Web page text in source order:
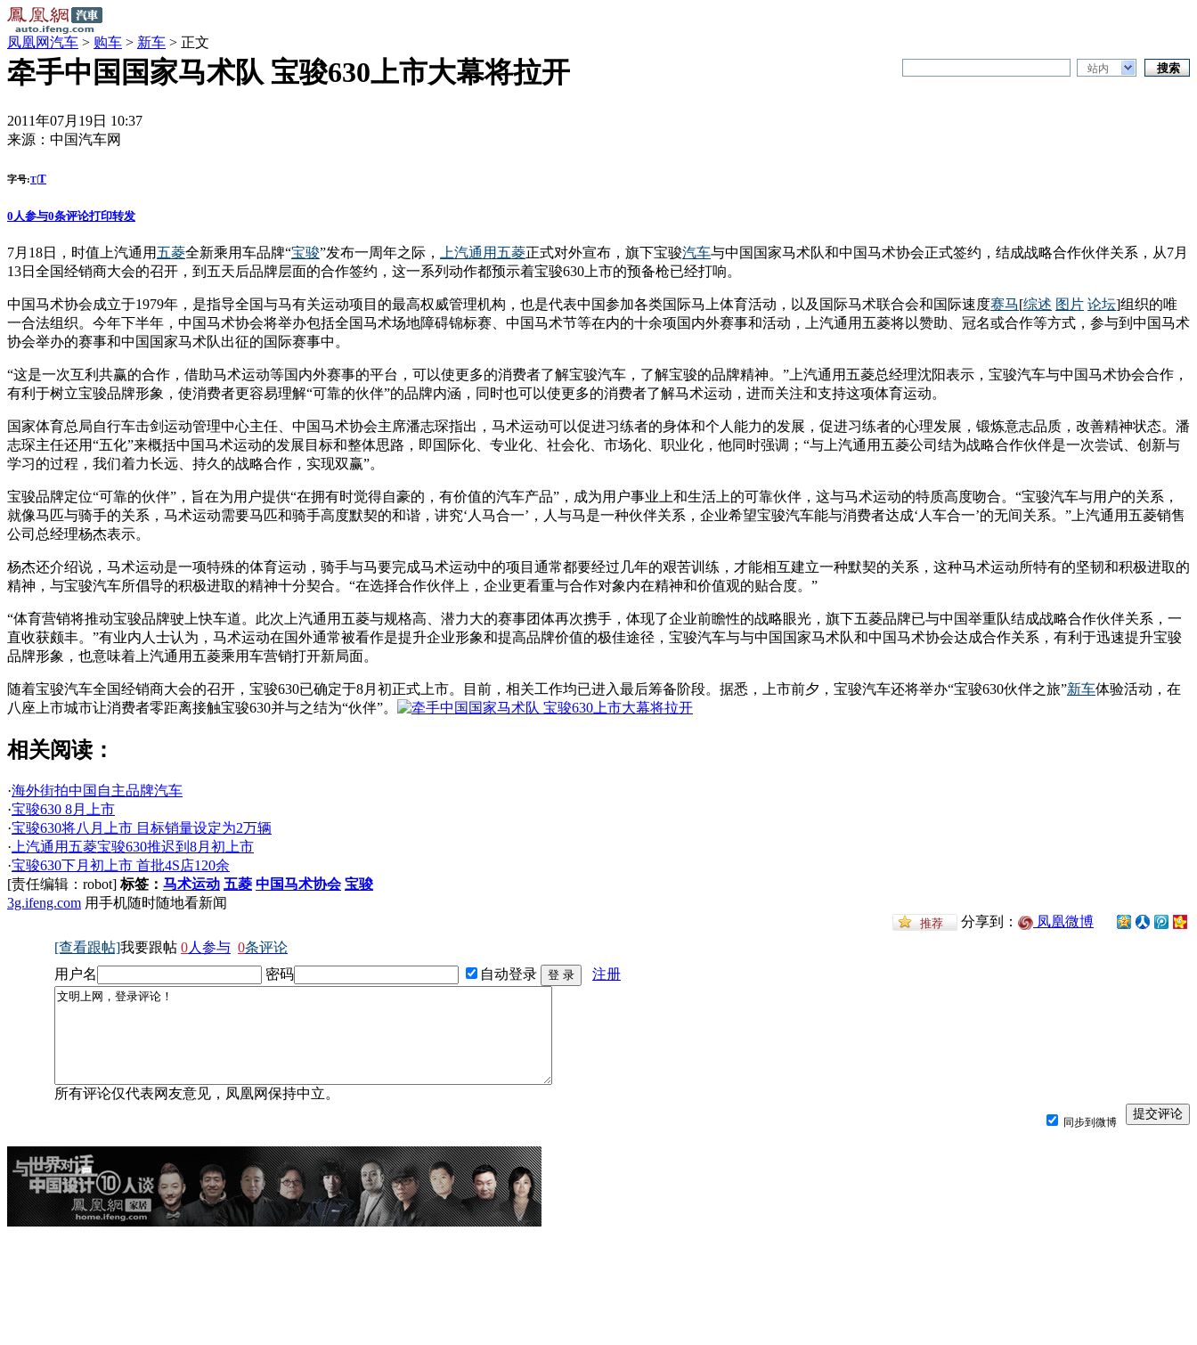
凤凰网汽车 > 购车 > 新车 > 正文
站内
牵手中国国家马术队 宝骏630上市大幕将拉开
2011年07月19日 10:37
来源： 中国汽车网
字号:T|T
0 人参与0条评论打印转发
7月18日，时值上汽通用 五菱全新乘用车品牌“宝骏”发布一周年之际， 上汽通用五菱正式对外宣布，旗下宝骏汽车与中国国家马术队和中国马术协会正式签约，结成战略合作伙伴关系，从7月
13日全国经销商大会的召开，到五天后品牌层面的合作签约，这一系列动作都预示着宝骏630上市的预备枪已经打响。
中国马术协会成立于1979年，是指导全国与马有关运动项目的最高权威管理机构，也是代表中国参加各类国际马上体育活动，以及国际马术联合会和国际速度赛马[综述 图片 论坛]组织的唯
一合法组织。今年下半年，中国马术协会将举办包括全国马术场地障碍锦标赛、中国马术节等在内的十余项国内外赛事和活动，上汽通用五菱将以赞助、冠名或合作等方式，参与到中国马术
协会举办的赛事和中国国家马术队出征的国际赛事中。
“这是一次互利共赢的合作，借助马术运动等国内外赛事的平台，可以使更多的消费者了解宝骏汽车，了解宝骏的品牌精神。”上汽通用五菱总经理沈阳表示，宝骏汽车与中国马术协会合作，
有利于树立宝骏品牌形象，使消费者更容易理解“可靠的伙伴”的品牌内涵，同时也可以使更多的消费者了解马术运动，进而关注和支持这项体育运动。
国家体育总局自行车击剑运动管理中心主任、中国马术协会主席潘志琛指出，马术运动可以促进习练者的身体和个人能力的发展，促进习练者的心理发展，锻炼意志品质，改善精神状态。潘
志琛主任还用“五化”来概括中国马术运动的发展目标和整体思路，即国际化、专业化、社会化、市场化、职业化，他同时强调；“与上汽通用五菱公司结为战略合作伙伴是一次尝试、创新与
学习的过程，我们着力长远、持久的战略合作，实现双赢”。
宝骏品牌定位“可靠的伙伴”，旨在为用户提供“在拥有时觉得自豪的，有价值的汽车产品”，成为用户事业上和生活上的可靠伙伴，这与马术运动的特质高度吻合。“宝骏汽车与用户的关系，
就像马匹与骑手的关系，马术运动需要马匹和骑手高度默契的和谐，讲究‘人马合一’，人与马是一种伙伴关系，企业希望宝骏汽车能与消费者达成‘人车合一’的无间关系。”上汽通用五菱销售
公司总经理杨杰表示。
杨杰还介绍说，马术运动是一项特殊的体育运动，骑手与马要完成马术运动中的项目通常都要经过几年的艰苦训练，才能相互建立一种默契的关系，这种马术运动所特有的坚韧和积极进取的
精神，与宝骏汽车所倡导的积极进取的精神十分契合。“在选择合作伙伴上，企业更看重与合作对象内在精神和价值观的贴合度。”
“体育营销将推动宝骏品牌驶上快车道。此次上汽通用五菱与规格高、潜力大的赛事团体再次携手，体现了企业前瞻性的战略眼光，旗下五菱品牌已与中国举重队结成战略合作伙伴关系，一
直收获颇丰。”有业内人士认为，马术运动在国外通常被看作是提升企业形象和提高品牌价值的极佳途径，宝骏汽车与与中国国家马术队和中国马术协会达成合作关系，有利于迅速提升宝骏
品牌形象，也意味着上汽通用五菱乘用车营销打开新局面。
随着宝骏汽车全国经销商大会的召开，宝骏630已确定于8月初正式上市。目前，相关工作均已进入最后筹备阶段。据悉，上市前夕，宝骏汽车还将举办“宝骏630伙伴之旅”新车体验活动，在
八座上市城市让消费者零距离接触宝骏630并与之结为“伙伴”。
相关阅读：
·海外街拍中国自主品牌汽车
·宝骏630 8月上市
·宝骏630将八月上市 目标销量设定为2万辆
· 上汽通用五菱宝骏630推迟到8月初上市
·宝骏630下月初上市 首批4S店120余
[责任编辑：robot] 标签： 马术运动 五菱 中国马术协会 宝骏
3g.ifeng.com 用手机随时随地看新闻
分享到：
凤凰微博
[查看跟帖]我要跟帖 0人参与 0条评论
用户名
密码 自动登录 注册
所有评论仅代表网友意见，凤凰网保持中立。
同步到微博